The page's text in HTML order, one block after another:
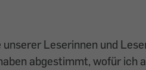
Leserinnen und
abgestimmt, wofür ich